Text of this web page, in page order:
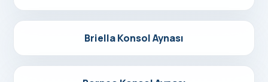
Detayları Gör
Briella Konsol Aynası
Detayları Gör